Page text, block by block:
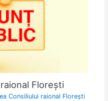
Florești
Consiliului raional Florești